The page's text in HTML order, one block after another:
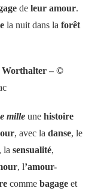
de leur amour.
la nuit dans la forêt
– ©
mille une histoire
, avec la danse, le
, la sensualité,
, l’amour-
comme bagage et